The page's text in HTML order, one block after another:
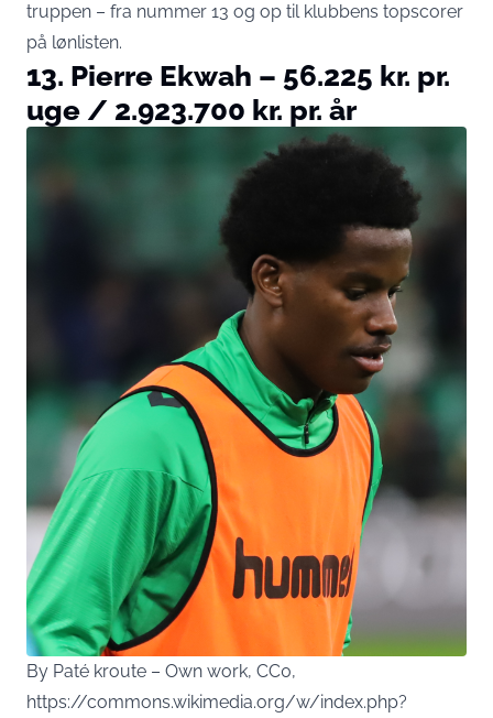
truppen – fra nummer 13 og op til klubbens topscorer
på lønlisten.
13. Pierre Ekwah – 56.225 kr. pr.
uge / 2.923.700 kr. pr. år
By Paté kroute – Own work, CC0,
https://commons.wikimedia.org/w/index.php?